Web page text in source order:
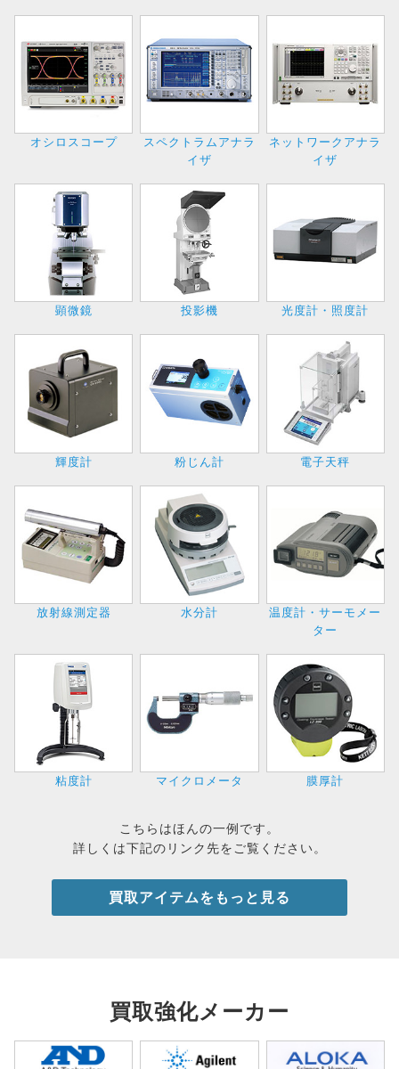
オシロスコープ
スペクトラムアナラ
イザ
ネットワークアナラ
イザ
顕微鏡 投影機 光度計・照度計
輝度計 粉じん計 電子天秤
放射線測定器 水分計
温度計・サーモメー
ター
粘度計 マイクロメータ 膜厚計
こちらはほんの一例です。
詳しくは下記のリンク先をご覧ください。
買取アイテムをもっと見る
買取強化メーカー